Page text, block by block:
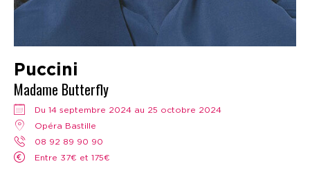
Puccini
Madame Butterfly
Du 14 septembre 2024 au 25 octobre 2024
Opéra Bastille
08 92 89 90 90
Entre 37€ et 175€